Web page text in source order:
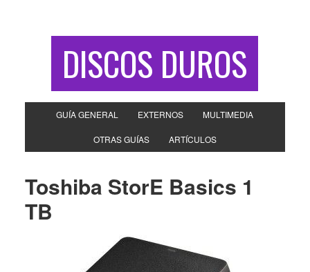
DISCOS DUROS
GUÍA GENERAL EXTERNOS MULTIMEDIA
OTRAS GUÍAS ARTÍCULOS
Toshiba StorE Basics 1
TB